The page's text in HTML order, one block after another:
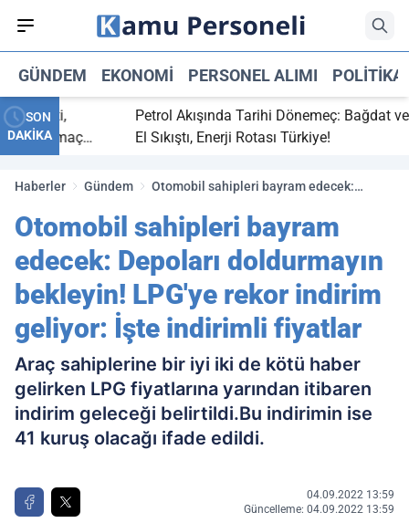
GÜNDEM EKONOMI PERSONEL ALIMI POLITIKA
SON
DAKİKA
bitti,
maç
Petrol Akışında Tarihi Dönemeç: Bağdat ve
El Sıkıştı, Enerji Rotası Türkiye!
Haberler Gündem
Otomobil sahipleri bayram edecek:
rekor indirim geliyor: İşte indirimli fiyatlar
Otomobil sahipleri bayram
edecek: Depoları doldurmayın
bekleyin! LPG'ye rekor indirim
geliyor: İşte indirimli fiyatlar
Araç sahiplerine bir iyi iki de kötü haber
gelirken LPG fiyatlarına yarından itibaren
indirim geleceği belirtildi.Bu indirimin ise
41 kuruş olacağı ifade edildi.
04.09.2022 13:59
Güncelleme: 04.09.2022 13:59